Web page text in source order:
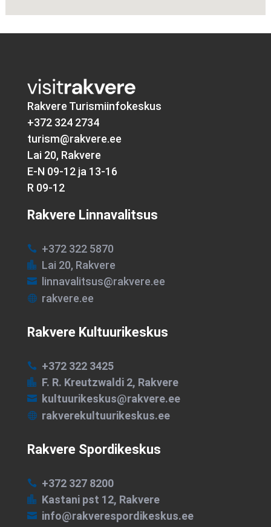
Rakvere Turismiinfokeskus
+372 324 2734
turism@rakvere.ee
Lai 20, Rakvere
E-N 09-12 ja 13-16
R 09-12
Rakvere Linnavalitsus
 +372 322 5870
 Lai 20, Rakvere
 linnavalitsus@rakvere.ee
 rakvere.ee
Rakvere Kultuurikeskus
 +372 322 3425
 F. R. Kreutzwaldi 2, Rakvere
 kultuurikeskus@rakvere.ee
 rakverekultuurikeskus.ee
Rakvere Spordikeskus
 +372 327 8200
 Kastani pst 12, Rakvere
 info@rakverespordikeskus.ee